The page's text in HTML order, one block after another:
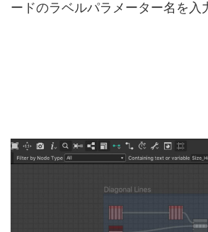
ードのラベルパラメーター名を入